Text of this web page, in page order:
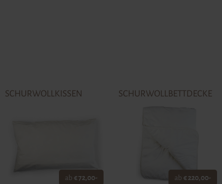
SCHURWOLLKISSEN
ab € 72,00-
SCHURWOLLBETTDECKE
ab € 220,00-